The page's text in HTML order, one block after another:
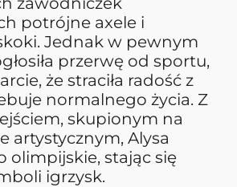
potrójne axele i
Jednak w pewnym
przerwę od sportu,
że straciła radość z
normalnego życia. Z
skupionym na
artystycznym, Alysa
olimpijskie, stając się
igrzysk.